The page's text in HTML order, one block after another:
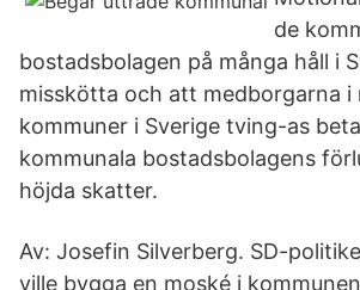
de
bostadsbolagen på många håll i
misskötta och att medborgarna i
kommuner i Sverige tving-as
kommunala bostadsbolagens
höjda skatter.
Av: Josefin Silverberg. SD-
ville bygga en moské i